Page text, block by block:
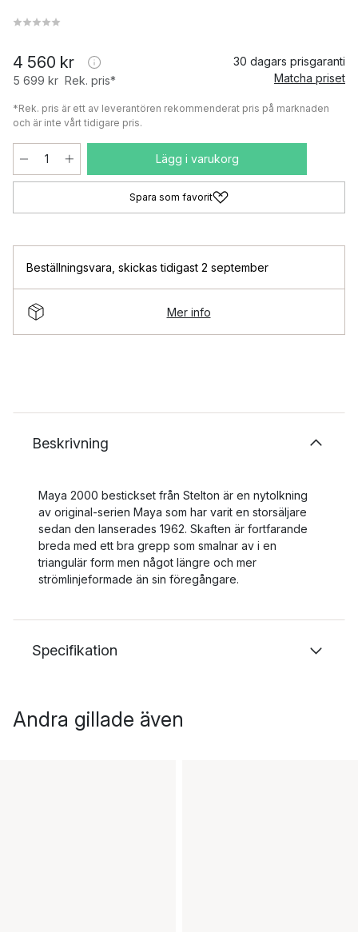
4 560 kr
5 699 kr Rek. pris*
30 dagars prisgaranti
Matcha priset
*Rek. pris är ett av leverantören rekommenderat pris på marknaden
och är inte vårt tidigare pris.
Lägg i varukorg
Spara som favorit
Beställningsvara skickas tidigast 2 september
Mer info
Beskrivning
Maya 2000 bestickset från Stelton är en nytolkning
av original-serien Maya som har varit en storsäljare
sedan den lanserades 1962. Skaften är fortfarande
breda med ett bra grepp som smalnar av i en
triangulär form men något längre och mer
strömlinjeformade än sin föregångare.
Specifikation
Andra gillade även